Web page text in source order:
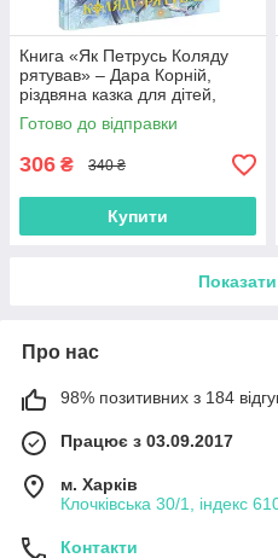
Книга «Як Петрусь Коляду
рятував» – Дара Корній,
різдвяна казка для дітей,
зимова історія, українська
книга (9786170979926)
Готово до відправки
306 ₴ 340 ₴
Купити
Про нас
98% позитивних з 184
Працює з 03.09.2017
м. Харків
Клочківська 30/1, індекс
Контакти